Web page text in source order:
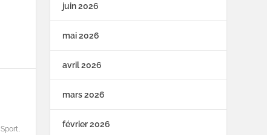
Sport,
juin 2026
mai 2026
avril 2026
mars 2026
février 2026